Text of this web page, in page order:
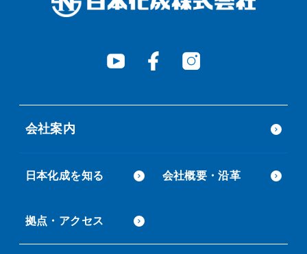
会社案内
日本化成を知る 会社概要・沿革
拠点・アクセス